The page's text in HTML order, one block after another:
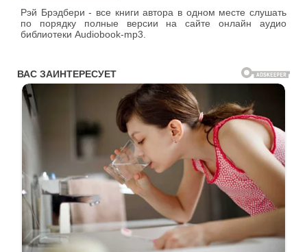
Рэй Брэдбери - все книги автора в одном месте слушать
по порядку полные версии на сайте онлайн аудио
библиотеки Audiobook-mp3.